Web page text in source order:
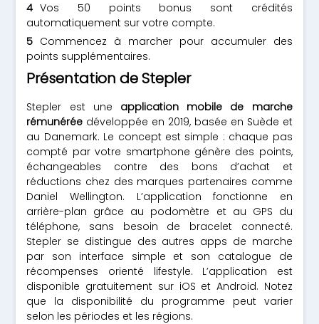
Vos 50 points bonus sont crédités
automatiquement sur votre compte.
Commencez à marcher pour accumuler des
points supplémentaires.
Présentation de Stepler
Stepler est une application mobile de marche
rémunérée développée en 2019, basée en Suède et
au Danemark. Le concept est simple : chaque pas
compté par votre smartphone génère des points,
échangeables contre des bons d’achat et
réductions chez des marques partenaires comme
Daniel Wellington. L’application fonctionne en
arrière-plan grâce au podomètre et au GPS du
téléphone, sans besoin de bracelet connecté.
Stepler se distingue des autres apps de marche
par son interface simple et son catalogue de
récompenses orienté lifestyle. L’application est
disponible gratuitement sur iOS et Android. Notez
que la disponibilité du programme peut varier
selon les périodes et les régions.